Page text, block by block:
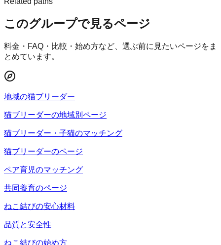
このグループで見るページ
料金・FAQ・比較・始め方など、選ぶ前に見たいページをま
とめています。
地域の猫ブリーダー
猫ブリーダーの地域別ページ
猫ブリーダー・子猫のマッチング
猫ブリーダーのページ
ペア育児のマッチング
共同養育のページ
ねこ結びの安心材料
品質と安全性
ねこ結びの始め方